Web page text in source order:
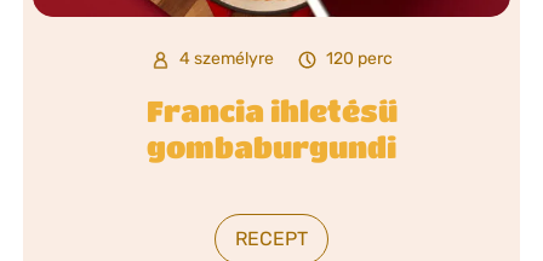
4 személyre 120 perc
Francia ihletésű
gombaburgundi
RECEPT